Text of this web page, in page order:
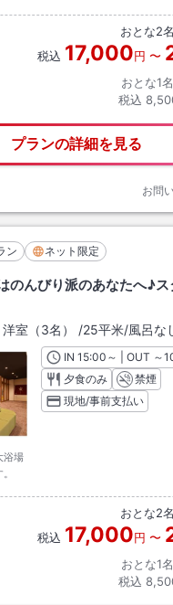
おとな2名
税込 17,000円 〜
おとな1
税込
プランの詳細を見る
お問
ン ネット限定
のんびり派のあなたへ♪
洋室（3名） /25平米/風呂な
浴場
INチェックイン
15:00 ～ | OUT チ
～
夕食のみ
禁煙
現地/事前支払い
おとな2名
税込 17,000円 〜
おとな1
税込